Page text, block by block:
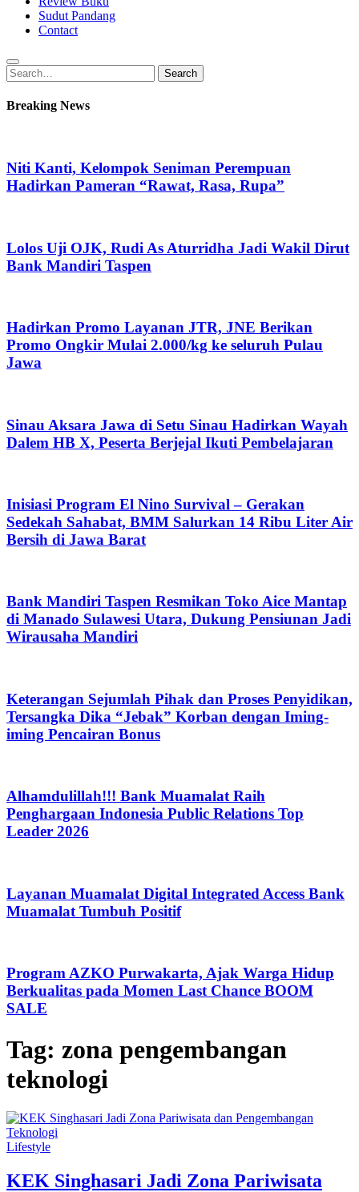
Sudut Pandang
Contact
Search
for:
Search
Breaking News
Niti Kanti, Kelompok Seniman Perempuan
Hadirkan Pameran “Rawat, Rasa, Rupa”
Lolos Uji OJK, Rudi As Aturridha Jadi Wakil Dirut
Bank Mandiri Taspen
Hadirkan Promo Layanan JTR, JNE Berikan
Promo Ongkir Mulai 2.000/kg ke seluruh Pulau
Jawa
Sinau Aksara Jawa di Setu Sinau Hadirkan Wayah
Dalem HB X, Peserta Berjejal Ikuti Pembelajaran
Inisiasi Program El Nino Survival – Gerakan
Sedekah Sahabat, BMM Salurkan 14 Ribu Liter Air
Bersih di Jawa Barat
Bank Mandiri Taspen Resmikan Toko Aice Mantap
di Manado Sulawesi Utara, Dukung Pensiunan Jadi
Wirausaha Mandiri
Keterangan Sejumlah Pihak dan Proses Penyidikan,
Tersangka Dika “Jebak” Korban dengan Iming-
iming Pencairan Bonus
Alhamdulillah!!! Bank Muamalat Raih
Penghargaan Indonesia Public Relations Top
Leader 2026
Layanan Muamalat Digital Integrated Access Bank
Muamalat Tumbuh Positif
Program AZKO Purwakarta, Ajak Warga Hidup
Berkualitas pada Momen Last Chance BOOM
SALE
Tag: zona pengembangan
teknologi
Lifestyle
KEK Singhasari Jadi Zona Pariwisata